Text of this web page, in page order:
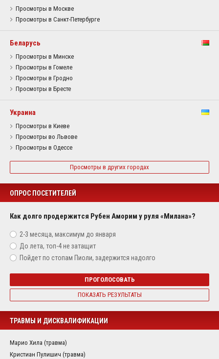
Просмотры в Москве
Просмотры в Санкт-Петербурге
Беларусь
Просмотры в Минске
Просмотры в Гомеле
Просмотры в Гродно
Просмотры в Бресте
Украина
Просмотры в Киеве
Просмотры во Львове
Просмотры в Одессе
Просмотры в других городах
ОПРОС ПОСЕТИТЕЛЕЙ
Как долго продержится Рубен Аморим у руля «Милана»?
2-3 месяца, максимум до января
До лета, топ-4 не затащит
Пойдет по стопам Пиоли, задержится надолго
ПРОГОЛОСОВАТЬ
ПОКАЗАТЬ РЕЗУЛЬТАТЫ
ТРАВМЫ И ДИСКВАЛИФИКАЦИИ
Марио Хила (травма)
Кристиан Пулишич (травма)